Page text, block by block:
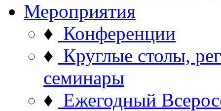
Мероприятия
♦ Конференции
♦ Круглые столы,
семинары
♦ Ежегодный